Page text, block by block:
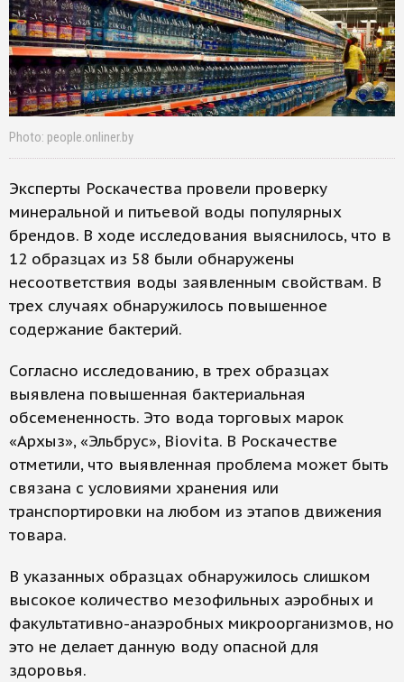
Photo: people.onliner.by
Эксперты Роскачества провели проверку
минеральной и питьевой воды популярных
брендов. В ходе исследования выяснилось, что в
12 образцах из 58 были обнаружены
несоответствия воды заявленным свойствам. В
трех случаях обнаружилось повышенное
содержание бактерий.
Согласно исследованию, в трех образцах
выявлена повышенная бактериальная
обсемененность. Это вода торговых марок
«Архыз», «Эльбрус», Biovita. В Роскачестве
отметили, что выявленная проблема может быть
связана с условиями хранения или
транспортировки на любом из этапов движения
товара.
В указанных образцах обнаружилось слишком
высокое количество мезофильных аэробных и
факультативно-анаэробных микроорганизмов, но
это не делает данную воду опасной для
здоровья.